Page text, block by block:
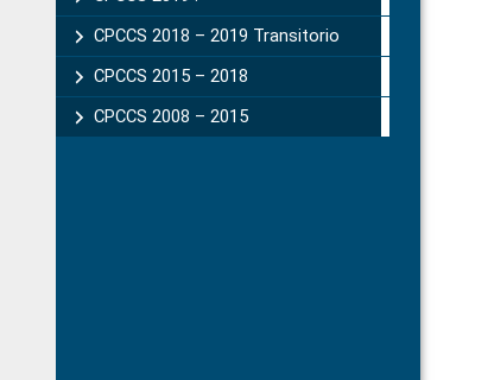
CPCCS 2018 – 2019 Transitorio
CPCCS 2015 – 2018
CPCCS 2008 – 2015